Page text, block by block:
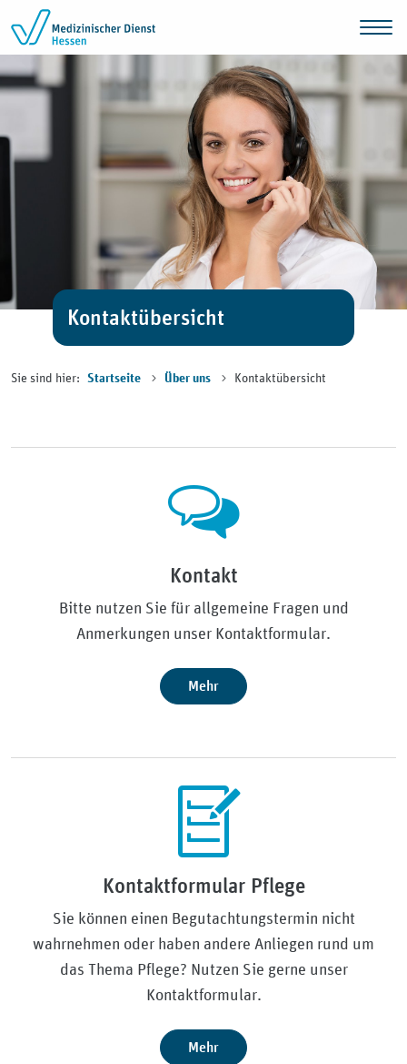
Zum Inhalt springen
Kontaktübersicht
Sie sind hier: Startseite Über uns Kontaktübersicht
Kontakt
Bitte nutzen Sie für allgemeine Fragen und
Anmerkungen unser Kontaktformular.
Mehr
Kontaktformular Pflege
Sie können einen Begutachtungstermin nicht
wahrnehmen oder haben andere Anliegen rund um
das Thema Pflege? Nutzen Sie gerne unser
Kontaktformular.
Mehr